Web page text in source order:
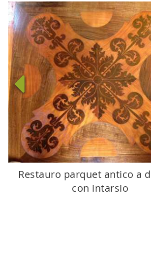
Restauro parquet antico a
con intarsio